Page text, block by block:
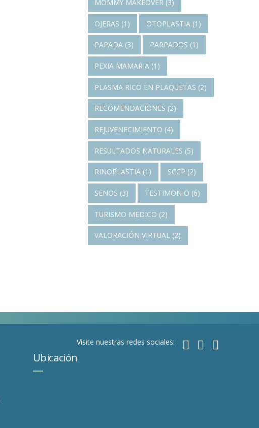
MOMMY MAKEOVER (3)
OJERAS (1) OTOPLASTIA (1)
PAPADA (3) PARPADOS (1)
PEXIA MAMARIA (1)
PLASMA RICO EN PLAQUETAS (2)
RECOMENDACIONES (2)
REJUVENECIMIENTO (4)
RESULTADOS NATURALES (5)
RINOPLASTIA (1) SCCP (2)
SENOS (3) TESTIMONIO (6)
TURISMO MEDICO (2)
VALORACIÓN VIRTUAL (2)
Visite nuestras redes sociales:
Ubicación